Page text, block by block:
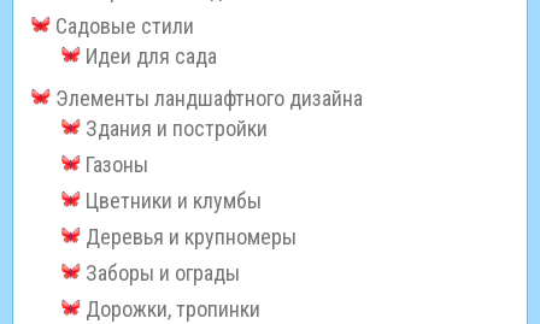
Садовые стили
Идеи для сада
Элементы ландшафтного дизайна
Здания и постройки
Газоны
Цветники и клумбы
Деревья и крупномеры
Заборы и ограды
Дорожки, тропинки